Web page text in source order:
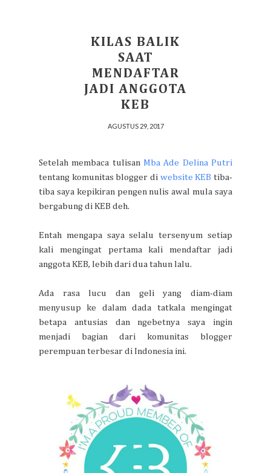
KILAS BALIK
SAAT
MENDAFTAR
JADI ANGGOTA
KEB
AGUSTUS 29, 2017
Setelah membaca tulisan Mba Ade Delina Putri
tentang komunitas blogger di website KEB tiba-
tiba saya kepikiran pengen nulis awal mula saya
bergabung di KEB deh.
Entah mengapa saya selalu tersenyum setiap
kali mengingat pertama kali mendaftar jadi
anggota KEB, lebih dari dua tahun lalu.
Ada rasa lucu dan geli yang diam-diam
menyusup ke dalam dada tatkala mengingat
betapa antusias dan ngebetnya saya ingin
menjadi bagian dari komunitas blogger
perempuan terbesar di Indonesia ini.